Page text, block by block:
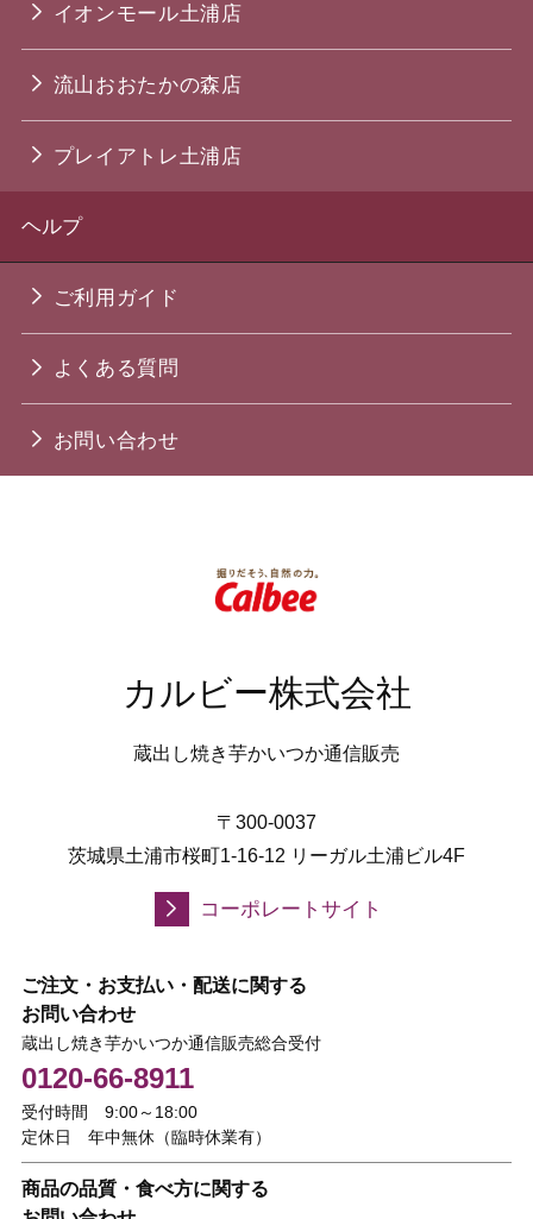
イオンモール土浦店
流山おおたかの森店
プレイアトレ土浦店
ヘルプ
ご利用ガイド
よくある質問
お問い合わせ
カルビー株式会社
蔵出し焼き芋かいつか通信販売
〒300-0037
茨城県土浦市桜町1-16-12 リーガル土浦ビル4F
コーポレートサイト
ご注文・お支払い・配送に関する
お問い合わせ
蔵出し焼き芋かいつか通信販売総合受付
0120-66-8911
受付時間 9:00～18:00
定休日 年中無休（臨時休業有）
商品の品質・食べ方に関する